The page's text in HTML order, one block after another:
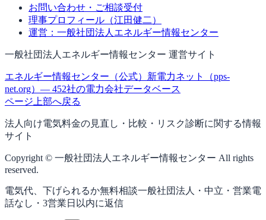
お問い合わせ・ご相談受付
理事プロフィール（江田健二）
運営：一般社団法人エネルギー情報センター
一般社団法人エネルギー情報センター 運営サイト
エネルギー情報センター（公式） 新電力ネット（pps-
net.org）— 452社の電力会社データベース
ページ上部へ戻る
法人向け電気料金の見直し・比較・リスク診断に関する情報
サイト
Copyright © 一般社団法人エネルギー情報センター All rights
reserved.
電気代、下げられるか無料相談一般社団法人・中立・営業電
話なし・3営業日以内に返信